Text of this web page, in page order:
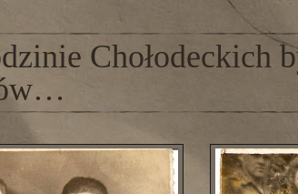
Chołodeckich